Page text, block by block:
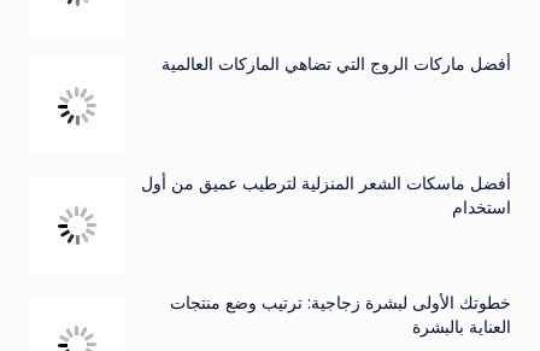
أفضل ماركات الروج التي تضاهي الماركات العالمية
أفضل ماسكات الشعر المنزلية لترطيب عميق من أول
استخدام
خطوتك الأولى لبشرة زجاجية: ترتيب وضع منتجات
العناية بالبشرة